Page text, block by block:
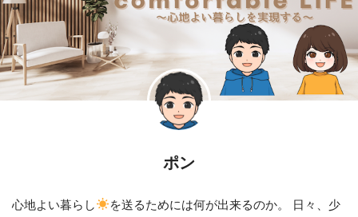
ポン
心地よい暮らし
を送るためには何が出来るのか。 日々、少